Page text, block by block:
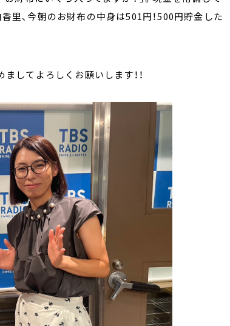
里、今朝のお財布の中身は501円！500円貯金した
ましてよろしくお願いします！！